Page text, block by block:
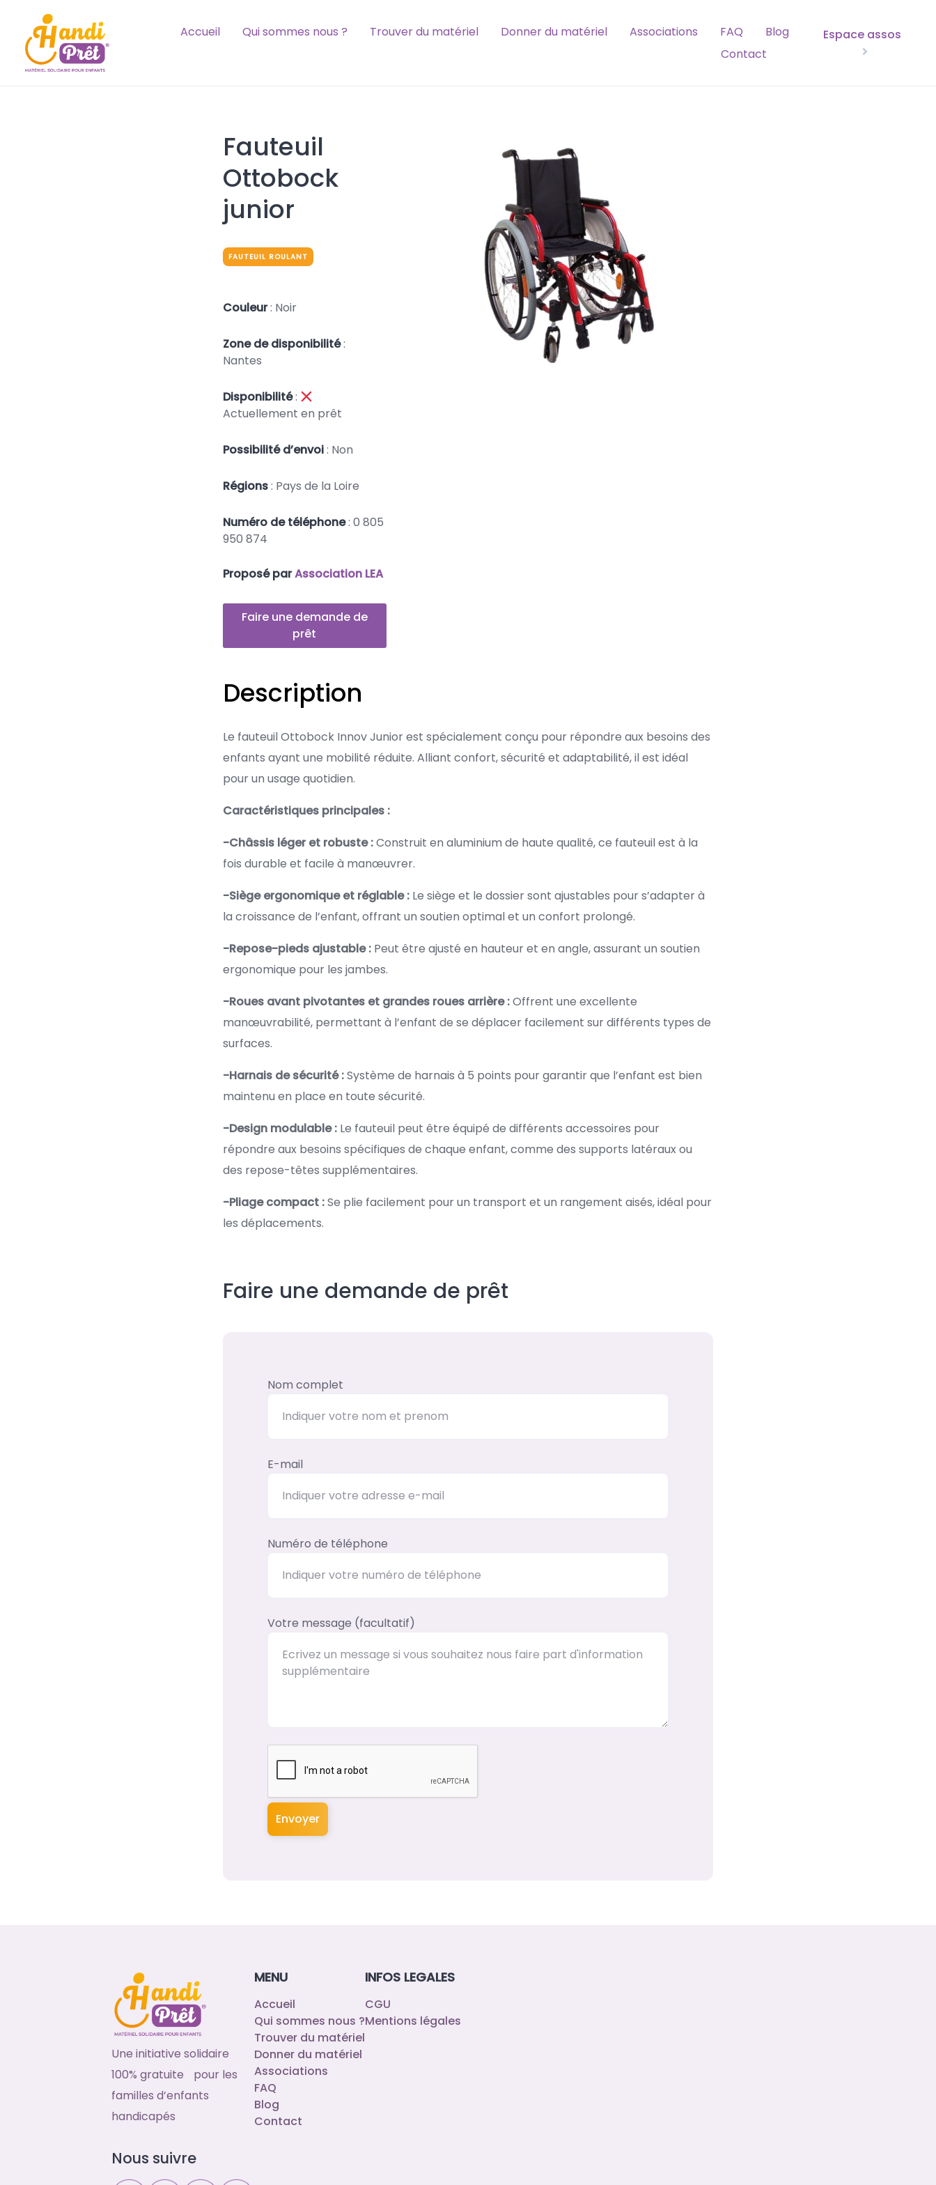
content
Accueil Qui sommes nous ? Trouver du matériel Donner du matériel Associations FAQ
Blog
Contact
Espace assos
Fauteuil
Ottobock
junior
FAUTEUIL ROULANT
Couleur: Noir
Zone de disponibilité:
Nantes
Disponibilité:
Actuellement en prêt
Possibilité d’envoi: Non
Régions: Pays de la Loire
Numéro de téléphone: 0 805
950 874
Proposé parAssociation LEA
Faire une demande de
prêt
Description
Le fauteuil Ottobock Innov Junior est spécialement conçu pour répondre aux besoins des
enfants ayant une mobilité réduite. Alliant confort, sécurité et adaptabilité, il est idéal
pour un usage quotidien.
Caractéristiques principales :
-Châssis léger et robuste :Construit en aluminium de haute qualité, ce fauteuil est à la
fois durable et facile à manœuvrer.
-Siège ergonomique et réglable : Le siège et le dossier sont ajustables pour s’adapter à
la croissance de l’enfant, offrant un soutien optimal et un confort prolongé.
-Repose-pieds ajustable : Peut être ajusté en hauteur et en angle, assurant un soutien
ergonomique pour les jambes.
-Roues avant pivotantes et grandes roues arrière :Offrent une excellente
manœuvrabilité, permettant à l’enfant de se déplacer facilement sur différents types de
surfaces.
-Harnais de sécurité :Système de harnais à 5 points pour garantir que l’enfant est bien
maintenu en place en toute sécurité.
-Design modulable : Le fauteuil peut être équipé de différents accessoires pour
répondre aux besoins spécifiques de chaque enfant, comme des supports latéraux ou
des repose-têtes supplémentaires.
-Pliage compact :Se plie facilement pour un transport et un rangement aisés, idéal pour
les déplacements.
Faire une demande de prêt
Nom complet
E-mail
Numéro de téléphone
Votre message (facultatif)
Envoyer
Une initiative solidaire
100% gratuite pour les
familles d’enfants
handicapés
Nous suivre
MENU
Accueil
Qui sommes nous ?
Trouver du matériel
Donner du matériel
Associations
FAQ
Blog
Contact
INFOS LEGALES
CGU
Mentions légales